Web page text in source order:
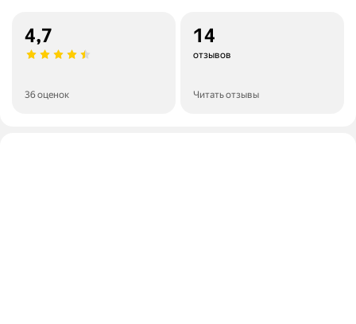
4,7
36 оценок
14
отзывов
Читать отзывы